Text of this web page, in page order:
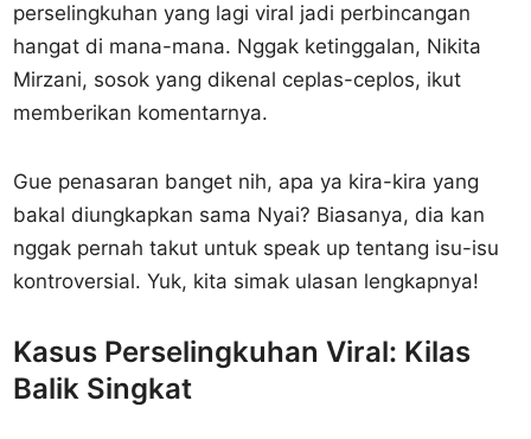
perselingkuhan yang lagi viral jadi perbincangan
hangat di mana-mana. Nggak ketinggalan, Nikita
Mirzani, sosok yang dikenal ceplas-ceplos, ikut
memberikan komentarnya.
Gue penasaran banget nih, apa ya kira-kira yang
bakal diungkapkan sama Nyai? Biasanya, dia kan
nggak pernah takut untuk speak up tentang isu-isu
kontroversial. Yuk, kita simak ulasan lengkapnya!
Kasus Perselingkuhan Viral: Kilas
Balik Singkat